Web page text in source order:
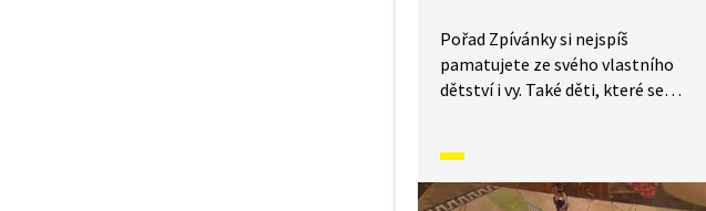
Pořad Zpívánky si nejspíš
pamatujete ze svého vlastního
dětství i vy. Také děti, které se
písněmi, zvyky, tradicemi
a způsobem života, který naši